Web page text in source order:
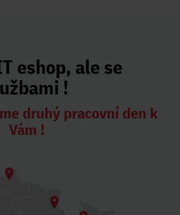
eshop, ale se
!
druhý pracovní den k
Vám !